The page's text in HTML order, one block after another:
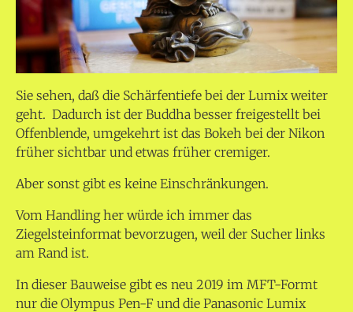
Sie sehen, daß die Schärfentiefe bei der Lumix weiter
geht. Dadurch ist der Buddha besser freigestellt bei
Offenblende, umgekehrt ist das Bokeh bei der Nikon
früher sichtbar und etwas früher cremiger.
Aber sonst gibt es keine Einschränkungen.
Vom Handling her würde ich immer das
Ziegelsteinformat bevorzugen, weil der Sucher links
am Rand ist.
In dieser Bauweise gibt es neu 2019 im MFT-Formt
nur die Olympus Pen-F und die Panasonic Lumix